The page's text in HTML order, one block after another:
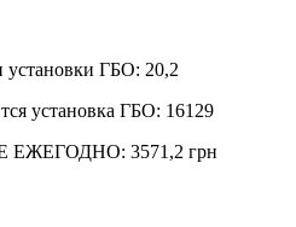
установки ГБО: 20,2
установка ГБО: 16129
ЕЖЕГОДНО: 3571,2 грн